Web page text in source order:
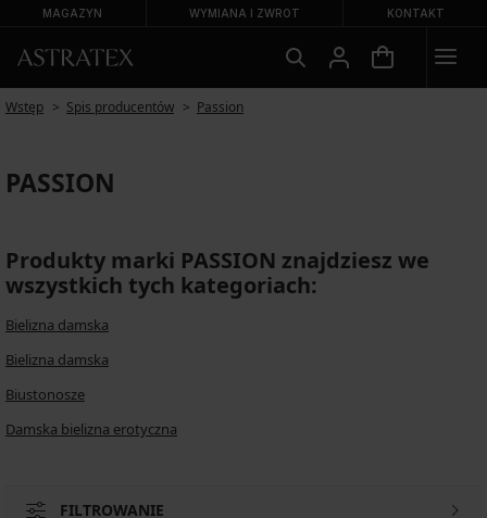
MAGAZYN WYMIANA I ZWROT KONTAKT
Wstęp Spis producentów Passion
PASSION
Produkty marki PASSION znajdziesz we
wszystkich tych kategoriach:
Bielizna damska
Bielizna damska
Biustonosze
Damska bielizna erotyczna
FILTROWANIE